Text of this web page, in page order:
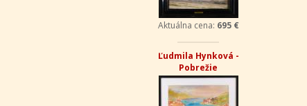
Aktuálna cena: 695 €
Ľudmila Hynková -
Pobrežie